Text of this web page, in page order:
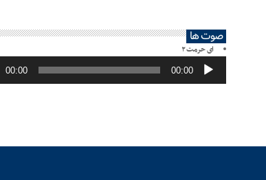
صوت ها
ای حرمت ۲
پخش‌کننده
صوت 00:00
00:00